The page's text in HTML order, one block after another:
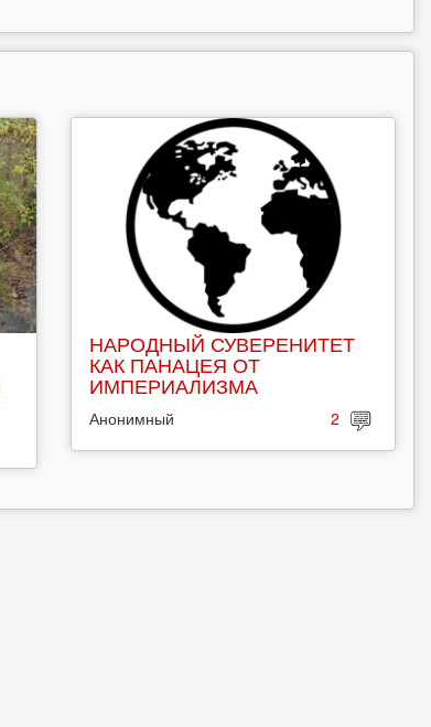
НАРОДНЫЙ СУВЕРЕНИТЕТ
КАК ПАНАЦЕЯ ОТ
ИМПЕРИАЛИЗМА
Анонимный 2